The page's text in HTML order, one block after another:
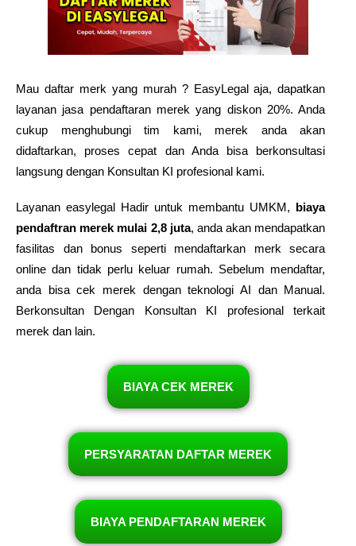
Mau daftar merk yang murah ? EasyLegal aja, dapatkan
layanan jasa pendaftaran merek yang diskon 20%. Anda
cukup menghubungi tim kami, merek anda akan
didaftarkan, proses cepat dan Anda bisa berkonsultasi
langsung dengan Konsultan KI profesional kami.
Layanan easylegal Hadir untuk membantu UMKM, biaya
pendaftran merek mulai 2,8 juta, anda akan mendapatkan
fasilitas dan bonus seperti mendaftarkan merk secara
online dan tidak perlu keluar rumah. Sebelum mendaftar,
anda bisa cek merek dengan teknologi AI dan Manual.
Berkonsultan Dengan Konsultan KI profesional terkait
merek dan lain.
BIAYA CEK MEREK
PERSYARATAN DAFTAR MEREK
BIAYA PENDAFTARAN MEREK